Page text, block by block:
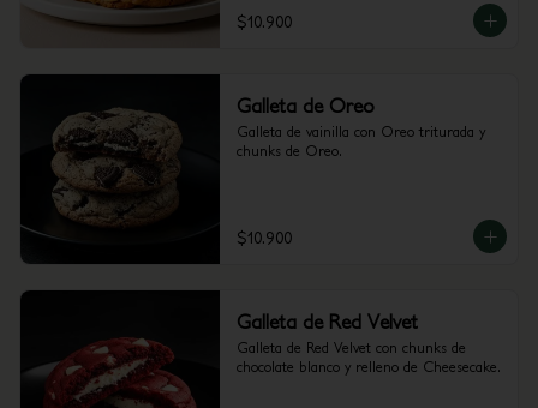
$10.900
Galleta de Oreo
Galleta de vainilla con Oreo triturada y
chunks de Oreo.
$10.900
Galleta de Red Velvet
Galleta de Red Velvet con chunks de
chocolate blanco y relleno de Cheesecake.